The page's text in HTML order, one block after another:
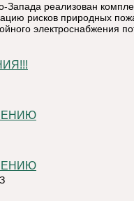
реализован
рисков природных
электроснабжения